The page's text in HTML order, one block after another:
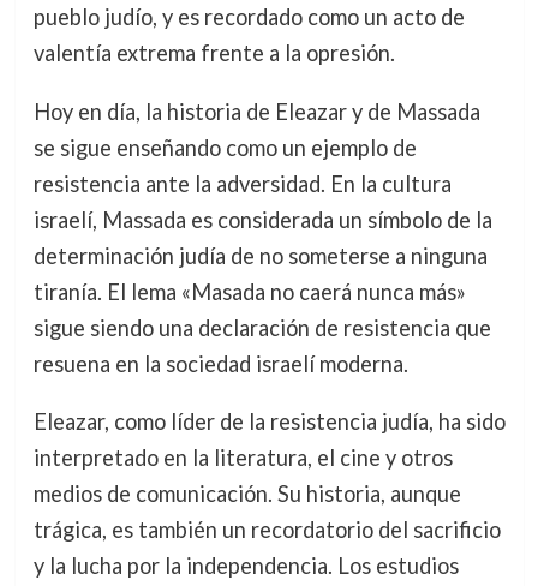
pueblo judío, y es recordado como un acto de
valentía extrema frente a la opresión.
Hoy en día, la historia de Eleazar y de Massada
se sigue enseñando como un ejemplo de
resistencia ante la adversidad. En la cultura
israelí, Massada es considerada un símbolo de la
determinación judía de no someterse a ninguna
tiranía. El lema «Masada no caerá nunca más»
sigue siendo una declaración de resistencia que
resuena en la sociedad israelí moderna.
Eleazar, como líder de la resistencia judía, ha sido
interpretado en la literatura, el cine y otros
medios de comunicación. Su historia, aunque
trágica, es también un recordatorio del sacrificio
y la lucha por la independencia. Los estudios